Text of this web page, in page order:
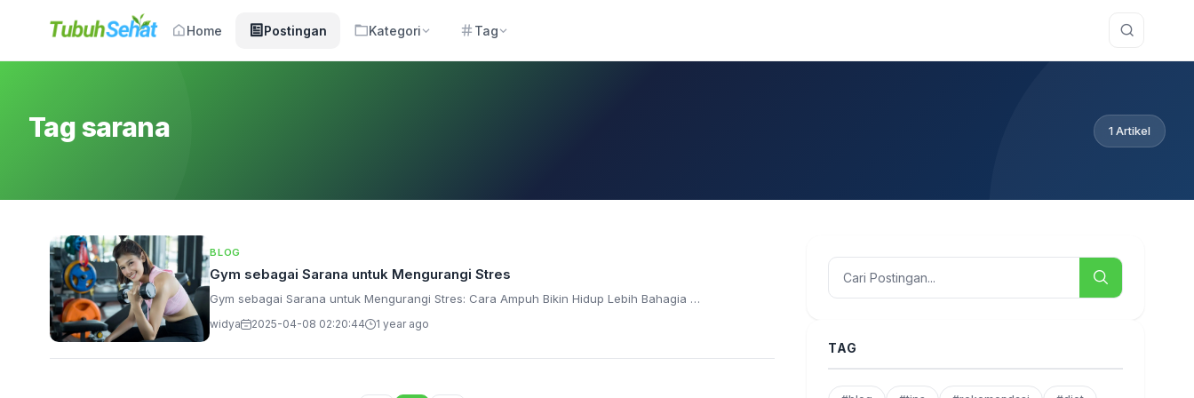
Home Postingan Kategori Tag
Tag sarana 1 Artikel
BLOG
Gym sebagai Sarana untuk Mengurangi Stres
Gym sebagai Sarana untuk Mengurangi Stres: Cara Ampuh Bikin Hidup Lebih Bahagia …
widya 2025-04-08 02:20:44 1 year ago
TAG